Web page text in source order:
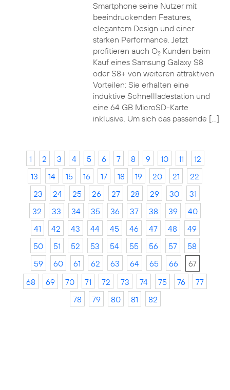
Smartphone seine Nutzer mit
beeindruckenden Features,
elegantem Design und einer
starken Performance. Jetzt
profitieren auch O2Kunden beim
Kauf eines Samsung Galaxy S8
oder S8+ von weiteren attraktiven
Vorteilen: Sie erhalten eine
induktive Schnellladestation und
eine 64 GB MicroSD-Karte
inklusive. Um sich das passende […]
1 2 3 4 5 6 7 8 9 10 11
12
13
14 15 16 17 18 19 20 21
22
23
24 25 26 27 28 29 30
31
32
33 34 35 36 37 38 39
40
41
42 43 44 45 46 47 48
49
50
51 52 53 54 55 56 57
58
59
60 61 62 63 64 65 66
67
68
69 70 71 72 73 74 75 76
77
78
79 80 81 82